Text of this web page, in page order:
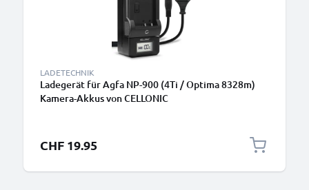
LADETECHNIK
Ladegerät für Agfa NP-900 (4Ti / Optima 8328m)
Kamera-Akkus von CELLONIC
CHF 19.95